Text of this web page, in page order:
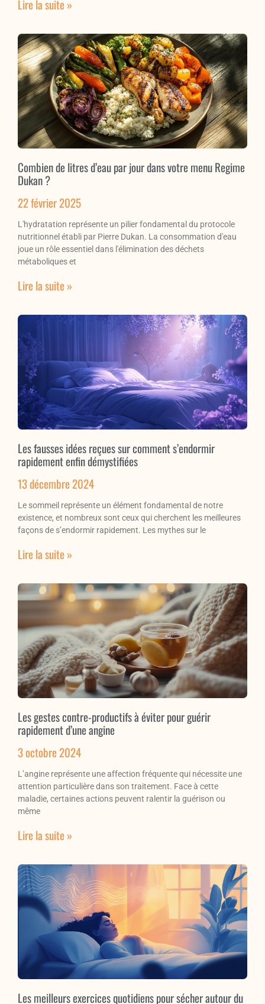
Lire la suite »
Combien de litres d’eau par jour dans votre menu Regime
Dukan ?
22 février 2025
L'hydratation représente un pilier fondamental du protocole
nutritionnel établi par Pierre Dukan. La consommation d'eau
joue un rôle essentiel dans l'élimination des déchets
métaboliques et
Lire la suite »
Les fausses idées reçues sur comment s’endormir
rapidement enfin démystifiées
13 décembre 2024
Le sommeil représente un élément fondamental de notre
existence, et nombreux sont ceux qui cherchent les meilleures
façons de s’endormir rapidement. Les mythes sur le
Lire la suite »
Les gestes contre-productifs à éviter pour guérir
rapidement d’une angine
3 octobre 2024
L’angine représente une affection fréquente qui nécessite une
attention particulière dans son traitement. Face à cette
maladie, certaines actions peuvent ralentir la guérison ou
même
Lire la suite »
Les meilleurs exercices quotidiens pour sécher autour du